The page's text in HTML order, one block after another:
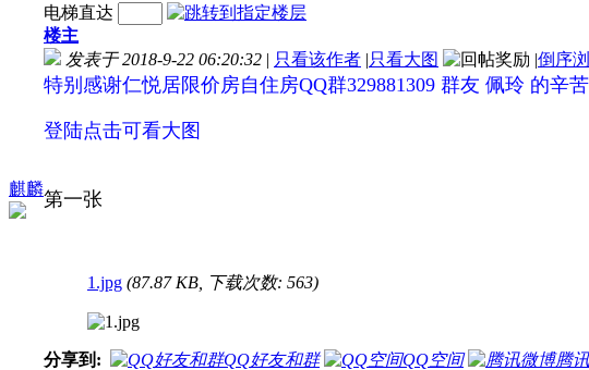
麒麟
电梯直达
楼主
发表于 2018-9-22 06:20:32 | 只看该作者 |只看大图 |倒序
特别感谢仁悦居限价房自住房QQ群329881309 群友 佩玲 的辛
登陆点击可看大图
第一张
1.jpg (87.87 KB, 下载次数: 563)
分享到: QQ好友和群 QQ空间 腾